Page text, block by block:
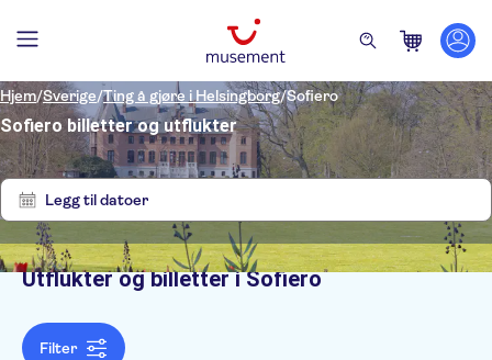
Hjem/Sverige/Ting å gjøre i Helsingborg/Sofiero
Sofiero billetter og utflukter
Legg til datoer
Filters
Tøm
filter
Ingen
resultater
Utflukter og billetter i Sofiero
Filter